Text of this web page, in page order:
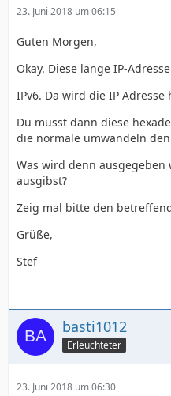
23. Juni 2018 um 06:15
Guten Morgen,
Okay. Diese lange IP-
IPv6. Da wird die IP
Du musst dann diese
die normale umwandeln
Was wird denn ausgegeben
ausgibst?
Zeig mal bitte den
Grüße,
Stef
basti1012
Erleuchteter
23. Juni 2018 um 06:30